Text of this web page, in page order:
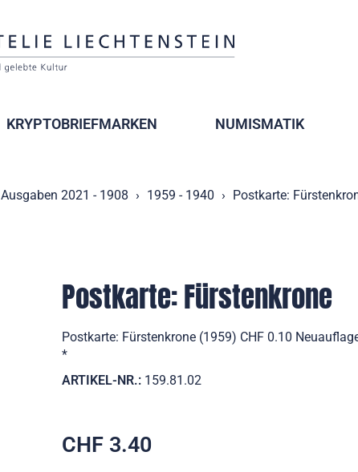
KRYPTOBRIEFMARKEN NUMISMATIK
Ausgaben 2021 - 1908 1959 - 1940 Postkarte:
Postkarte: Fürstenkrone
Postkarte: Fürstenkrone (1959) CHF 0.10
*
ARTIKEL-NR.: 159.81.02
CHF 3.40